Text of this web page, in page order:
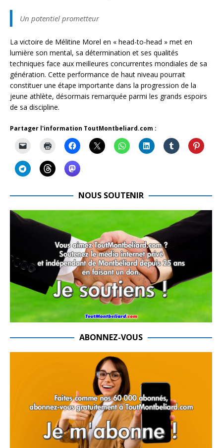
Un potentiel prometteur
La victoire de Mélitine Morel en « head-to-head » met en
lumière son mental, sa détermination et ses qualités
techniques face aux meilleures concurrentes mondiales de sa
génération. Cette performance de haut niveau pourrait
constituer une étape importante dans la progression de la
jeune athlète, désormais remarquée parmi les grands espoirs
de sa discipline.
Partager l'information ToutMontbeliard.com :
NOUS SOUTENIR
ABONNEZ-VOUS